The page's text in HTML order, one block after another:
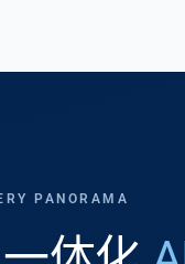
PANORAMA